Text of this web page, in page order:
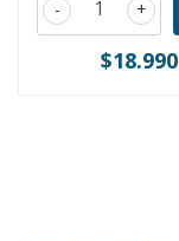
+
-
$18.990